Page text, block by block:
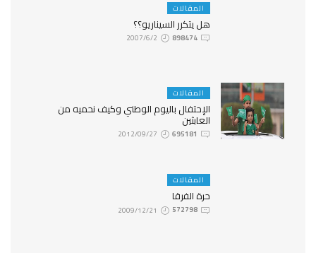
المقالات
هل يتكرر السيناريو؟؟
المقالات
الإحتفال باليوم الوطني وكيف نحميه من
العابثين
المقالات
حرة الفرقا